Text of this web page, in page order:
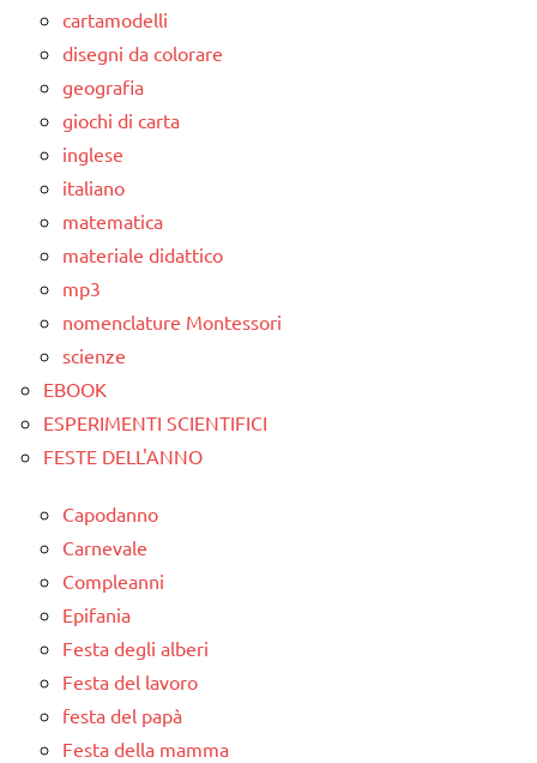
cartamodelli
disegni da colorare
geografia
giochi di carta
inglese
italiano
matematica
materiale didattico
mp3
nomenclature Montessori
scienze
EBOOK
ESPERIMENTI SCIENTIFICI
FESTE DELL'ANNO
Capodanno
Carnevale
Compleanni
Epifania
Festa degli alberi
Festa del lavoro
festa del papà
Festa della mamma